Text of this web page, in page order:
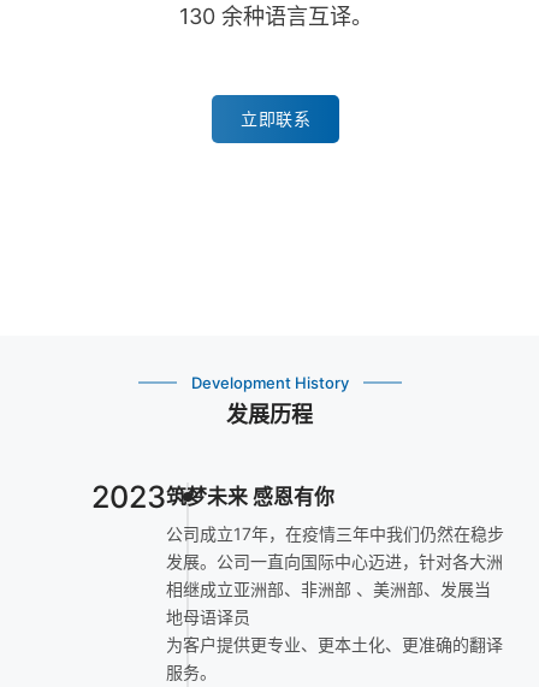
130 余种语言互译。
立即联系
发展历程
Development History
2023筑梦未来 感恩有你
公司成立17年，在疫情三年中我们仍然在稳步
发展。公司一直向国际中心迈进，针对各大洲
相继成立亚洲部、非洲部 、美洲部、发展当
地母语译员
为客户提供更专业、更本土化、更准确的翻译
服务。